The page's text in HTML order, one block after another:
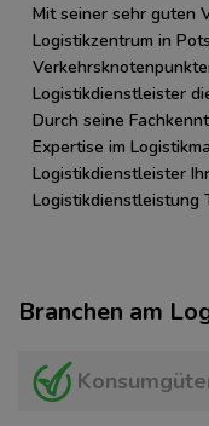
Mit seiner sehr guten
Logistikzentrum in
Logistikdienstleister
Durch seine
Expertise im
Logistikdienstleister
Logistikdienstleistung
Branchen am